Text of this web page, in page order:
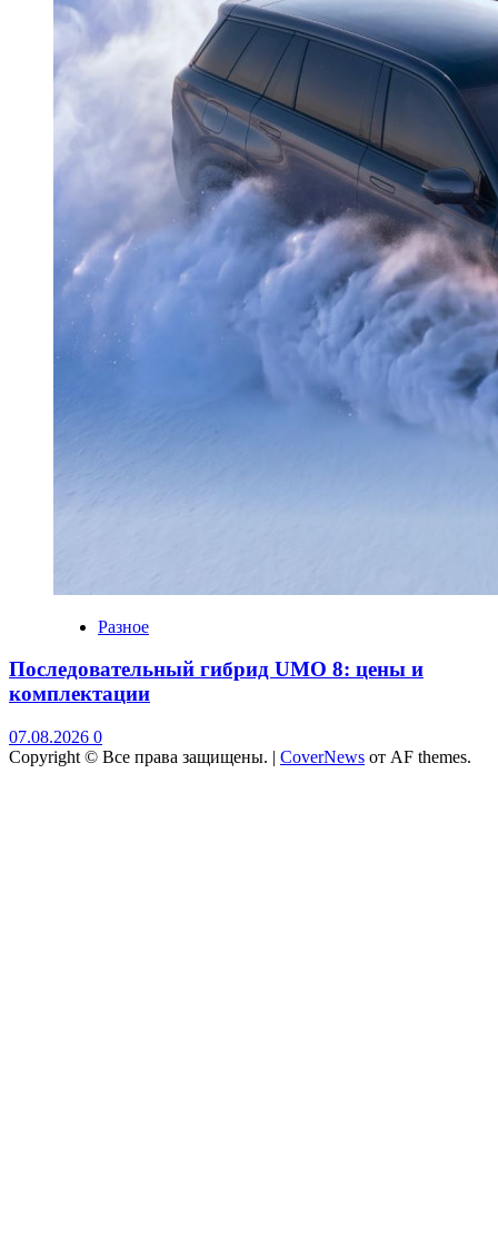
Разное
Последовательный гибрид UMO 8: цены и
комплектации
07.08.2026 0
Copyright © Все права защищены. | CoverNews от AF themes.